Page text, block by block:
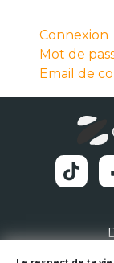
Connexion
Mot de
Email de